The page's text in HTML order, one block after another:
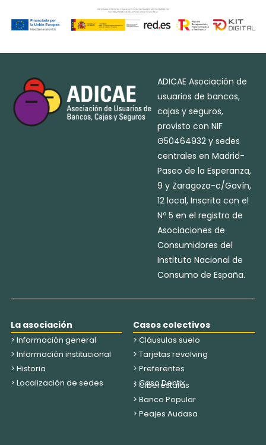
ADICAE Asociación de
usuarios de bancos,
cajas y seguros,
provisto con NIF
G50464932 y sedes
centrales en Madrid-
Paseo de la Esperanza,
9 y Zaragoza-c/Gavín,
12 local, Inscrita con el
Nº 5 en el registro de
Asociaciones de
Consumidores del
Instituto Nacional de
Consumo de España.
La asociación
> Información general
> Información institucional
> Historia
> Localización de sedes
Casos colectivos
> Cláusulas suelo
> Tarjetas revolving
> Preferentes
> Caso Dentix
> Ciberestafas
> Banco Popular
> Peajes Audasa